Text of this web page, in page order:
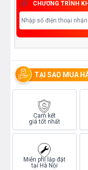
CHƯƠNG TRÌNH
TẠI SAO MUA
Cam kết
giá tốt nhất
Miễn phí lắp đặt
tại Hà Nội